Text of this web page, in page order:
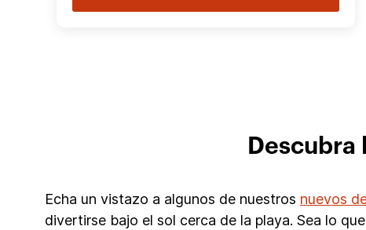
Descubra
Echa un vistazo a algunos de nuestros nuevos
divertirse bajo el sol cerca de la playa. Sea lo